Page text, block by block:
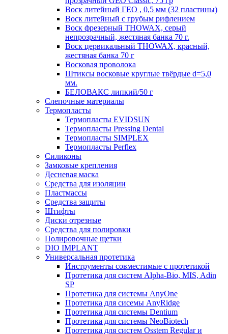
Воск литейный ГЕО , 0,5 мм (32 пластины)
Воск литейный с грубым рифлением
Воск фрезерный THOWAX, серый
непрозрачный, жестяная банка 70 г.
Воск цервикальный THOWAX, красный,
жестяная банка 70 г
Восковая проволока
Штиксы восковые круглые твёрдые d=5,0
мм.
БЕЛОВАКС липкий/50 г
Слепочные материалы
Термопласты
Термопласты EVIDSUN
Термопласты Pressing Dental
Термопласты SIMPLEX
Термопласты Perflex
Силиконы
Замковые крепления
Десневая маска
Средства для изоляции
Пластмассы
Средства защиты
Штифты
Диски отрезные
Средства для полировки
Полировочные щетки
DIO IMPLANT
Универсальная протетика
Инструменты совместимые с протетикой
Протетика для систем Alpha-Bio, MIS, Adin
SP
Протетика для системы AnyOne
Протетика для сисемы AnyRidge
Протетика для системы Dentium
Протетика для системы NeoBiotech
Протетика для систем Osstem Regular и